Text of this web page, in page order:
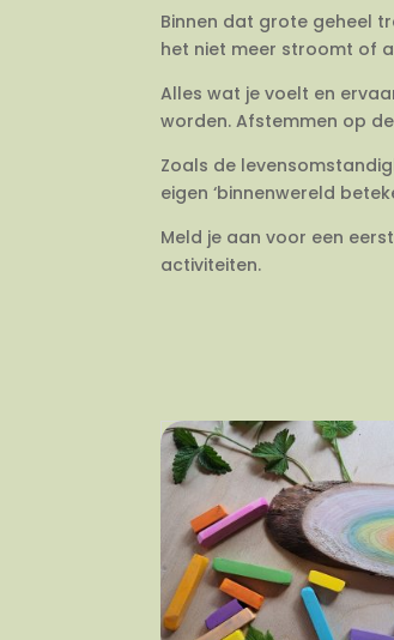
Binnen dat grote geheel
het niet meer stroomt of
Alles wat je voelt en
worden. Afstemmen op
Zoals de
eigen ‘binnenwereld
Meld je aan voor een
activiteiten.